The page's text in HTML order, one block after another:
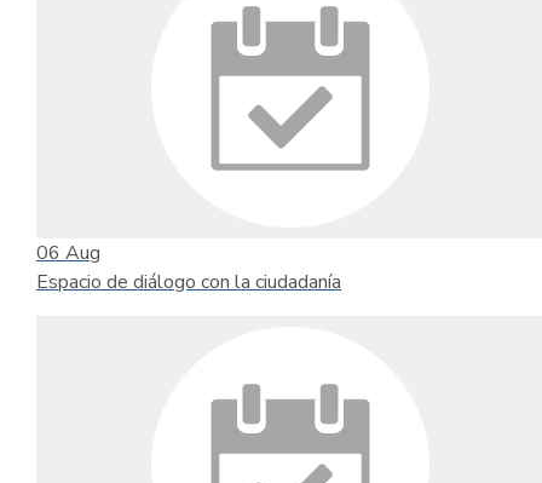
06 Aug
Espacio de diálogo con la ciudadanía